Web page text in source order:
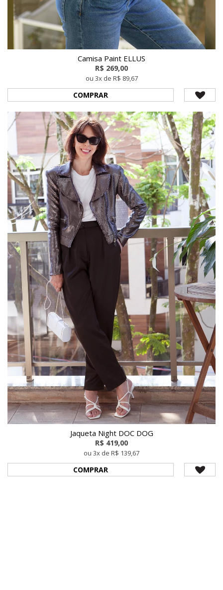
Camisa Paint ELLUS
R$ 269,00
ou 3x de R$ 89,67
COMPRAR
Jaqueta Night DOC DOG
R$ 419,00
ou 3x de R$ 139,67
COMPRAR